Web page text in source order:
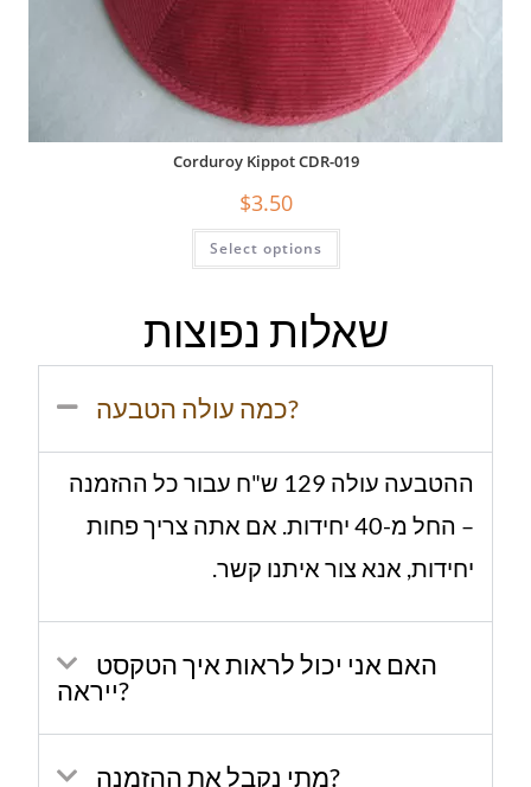
Corduroy Kippot CDR-019
$3.50
Select options
שאלות נפוצות
כמה עולה הטבעה?
ההטבעה עולה 129 ש"ח עבור כל ההזמנה
– החל מ-40 יחידות. אם אתה צריך פחות
יחידות, אנא צור איתנו קשר.
האם אני יכול לראות איך הטקסט
ייראה?
מתי נקבל את ההזמנה?